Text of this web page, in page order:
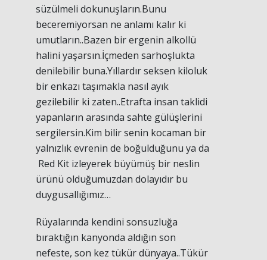
süzülmeli dokunuşların.Bunu
beceremiyorsan ne anlamı kalır ki
umutların..Bazen bir ergenin alkollü
halini yaşarsın.İçmeden sarhoşlukta
denilebilir buna.Yıllardır seksen kiloluk
bir enkazı taşımakla nasıl ayık
gezilebilir ki zaten..Etrafta insan taklidi
yapanların arasında sahte gülüşlerini
sergilersin.Kim bilir senin kocaman bir
yalnızlık evrenin de boğulduğunu ya da
Red Kit izleyerek büyümüş bir neslin
ürünü olduğumuzdan dolayıdır bu
duygusallığımız…
Rüyalarında kendini sonsuzluğa
bıraktığın kanyonda aldığın son
nefeste, son kez tükür dünyaya..Tükür